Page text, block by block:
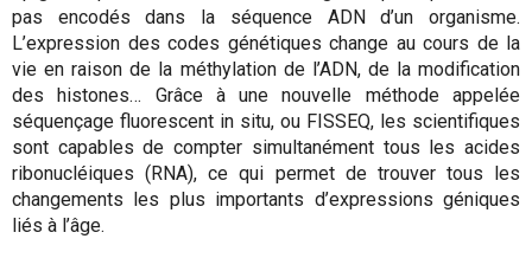
pas encodés dans la séquence ADN d’un organisme.
L’expression des codes génétiques change au cours de la
vie en raison de la méthylation de l’ADN, de la modification
des histones… Grâce à une nouvelle méthode appelée
séquençage fluorescent in situ, ou FISSEQ, les scientifiques
sont capables de compter simultanément tous les acides
ribonucléiques (RNA), ce qui permet de trouver tous les
changements les plus importants d’expressions géniques
liés à l’âge.